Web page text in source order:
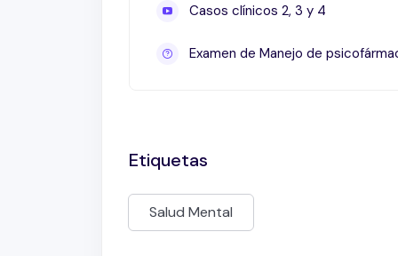
Casos clínicos 2, 3 y 4
Examen de Manejo de
Etiquetas
Salud Mental